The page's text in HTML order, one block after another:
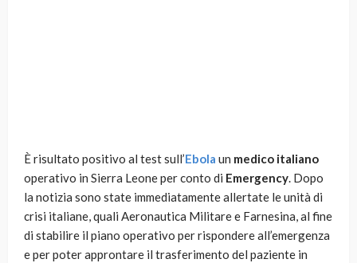
È risultato positivo al test sull’Ebola un medico italiano
operativo in Sierra Leone per conto di Emergency. Dopo
la notizia sono state immediatamente allertate le unità di
crisi italiane, quali Aeronautica Militare e Farnesina, al fine
di stabilire il piano operativo per rispondere all’emergenza
e per poter approntare il trasferimento del paziente in